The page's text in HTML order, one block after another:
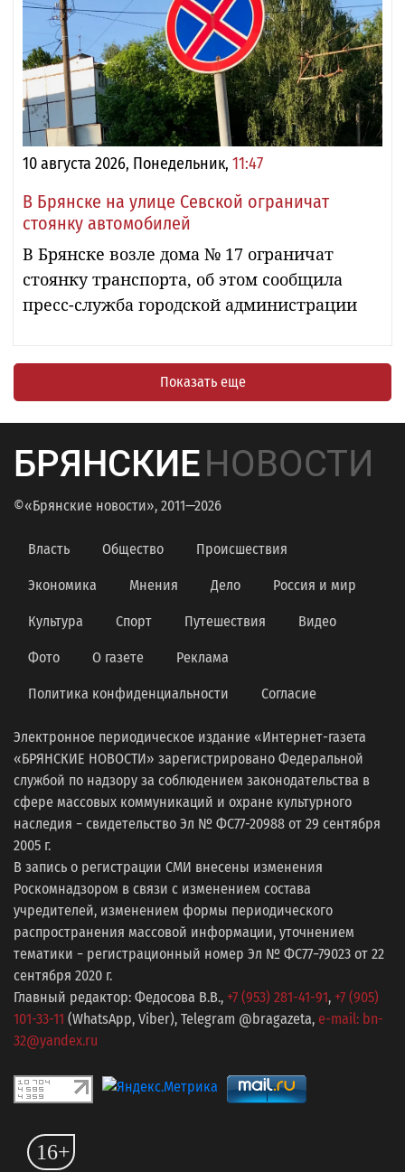
10 августа 2026, Понедельник, 11:47
В Брянске на улице Севской ограничат
стоянку автомобилей
В Брянске возле дома № 17 ограничат
стоянку транспорта, об этом сообщила
пресс-служба городской администрации
Показать еще
БРЯНСКИЕНОВОСТИ
©«Брянские новости», 2011—2026
Власть Общество Происшествия
Экономика Мнения Дело Россия и мир
Культура Спорт Путешествия Видео
Фото О газете Реклама
Политика конфиденциальности Согласие
Электронное периодическое издание «Интернет-газета
«БРЯНСКИЕ НОВОСТИ» зарегистрировано Федеральной
службой по надзору за соблюдением законодательства в
сфере массовых коммуникаций и охране культурного
наследия − свидетельство Эл № ФС77-20988 от 29 сентября
2005 г.
В запись о регистрации СМИ внесены изменения
Роскомнадзором в связи с изменением состава
учредителей, изменением формы периодического
распространения массовой информации, уточнением
тематики − регистрационный номер Эл № ФС77−79023 от 22
сентября 2020 г.
Главный редактор: Федосова В.В., +7 (953) 281-41-91, +7 (905)
101-33-11 (WhatsApp, Viber), Telegram @bragazeta, e-mail: bn-
32@yandex.ru
16+